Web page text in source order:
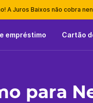
A Juros Baixos não cobra
empréstimo Cartão
para